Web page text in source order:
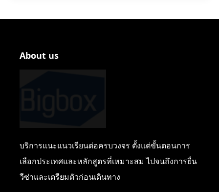
About us
บริการแนะแนวเรียนต่อครบวงจร ตั้งแต่ขั้นตอนการ
เลือกประเทศและหลักสูตรที่เหมาะสม ไปจนถึงการยื่น
วีซ่าและเตรียมตัวก่อนเดินทาง